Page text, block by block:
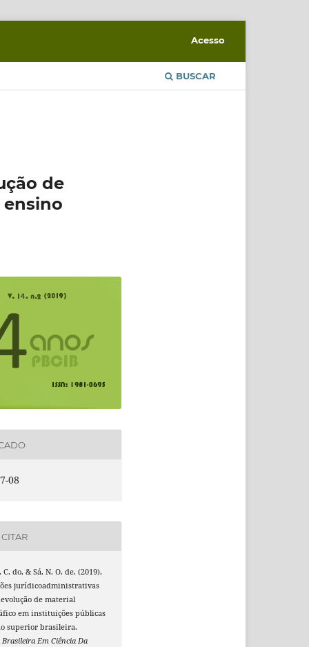
BUSCAR
Acesso
de
08
C. do, & Sá, N. O. de. (2019).
jurídicoadministrativas
de material
em instituições públicas
superior brasileira.
Brasileira Em Ciência Da